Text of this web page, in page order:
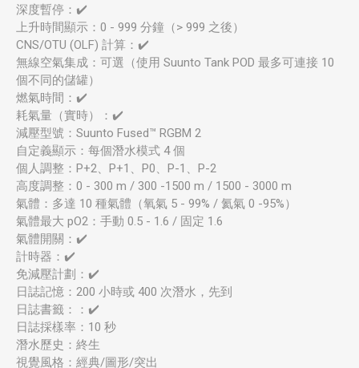
深度暫停：✔️
上升時間顯示：0 - 999 分鐘（> 999 之後）
CNS/OTU (OLF) 計算：✔️
無線空氣集成：可選（使用 Suunto Tank POD 最多可連接 10
個不同的儲罐）
燃氣時間：✔️
耗氣量（實時）：✔️
減壓型號：Suunto Fused™ RGBM 2
自定義顯示：每個潛水模式 4 個
個人調整：P+2、P+1、P0、P-1、P-2
高度調整：0 - 300 m / 300 -1500 m / 1500 - 3000 m
氣體：多達 10 種氣體（氧氣 5 - 99% / 氦氣 0 -95%）
氣體最大 pO2：手動 0.5 - 1.6 / 固定 1.6
氣體開關：✔️
計時器：✔️
免減壓計劃：✔️
日誌記憶：200 小時或 400 次潛水，先到
日誌書籤：：✔️
日誌採樣率：10 秒
潛水歷史：終生
視覺風格：經典/圖形/突出